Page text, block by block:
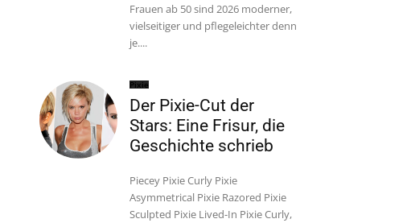
Frauen ab 50 sind 2026 moderner,
vielseitiger und pflegeleichter denn
je....
Pixie
Der Pixie-Cut der
Stars: Eine Frisur, die
Geschichte schrieb
Piecey Pixie Curly Pixie
Asymmetrical Pixie Razored Pixie
Sculpted Pixie Lived-In Pixie Curly,